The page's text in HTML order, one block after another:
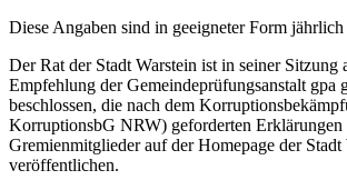
Diese Angaben sind in geeigneter Form
Der Rat der Stadt Warstein ist in seiner Sitzung
Empfehlung der Gemeindeprüfungsanstalt gpa
beschlossen, die nach dem
KorruptionsbG NRW) geforderten Erklärungen
Gremienmitglieder auf der Homepage der Stadt
veröffentlichen.